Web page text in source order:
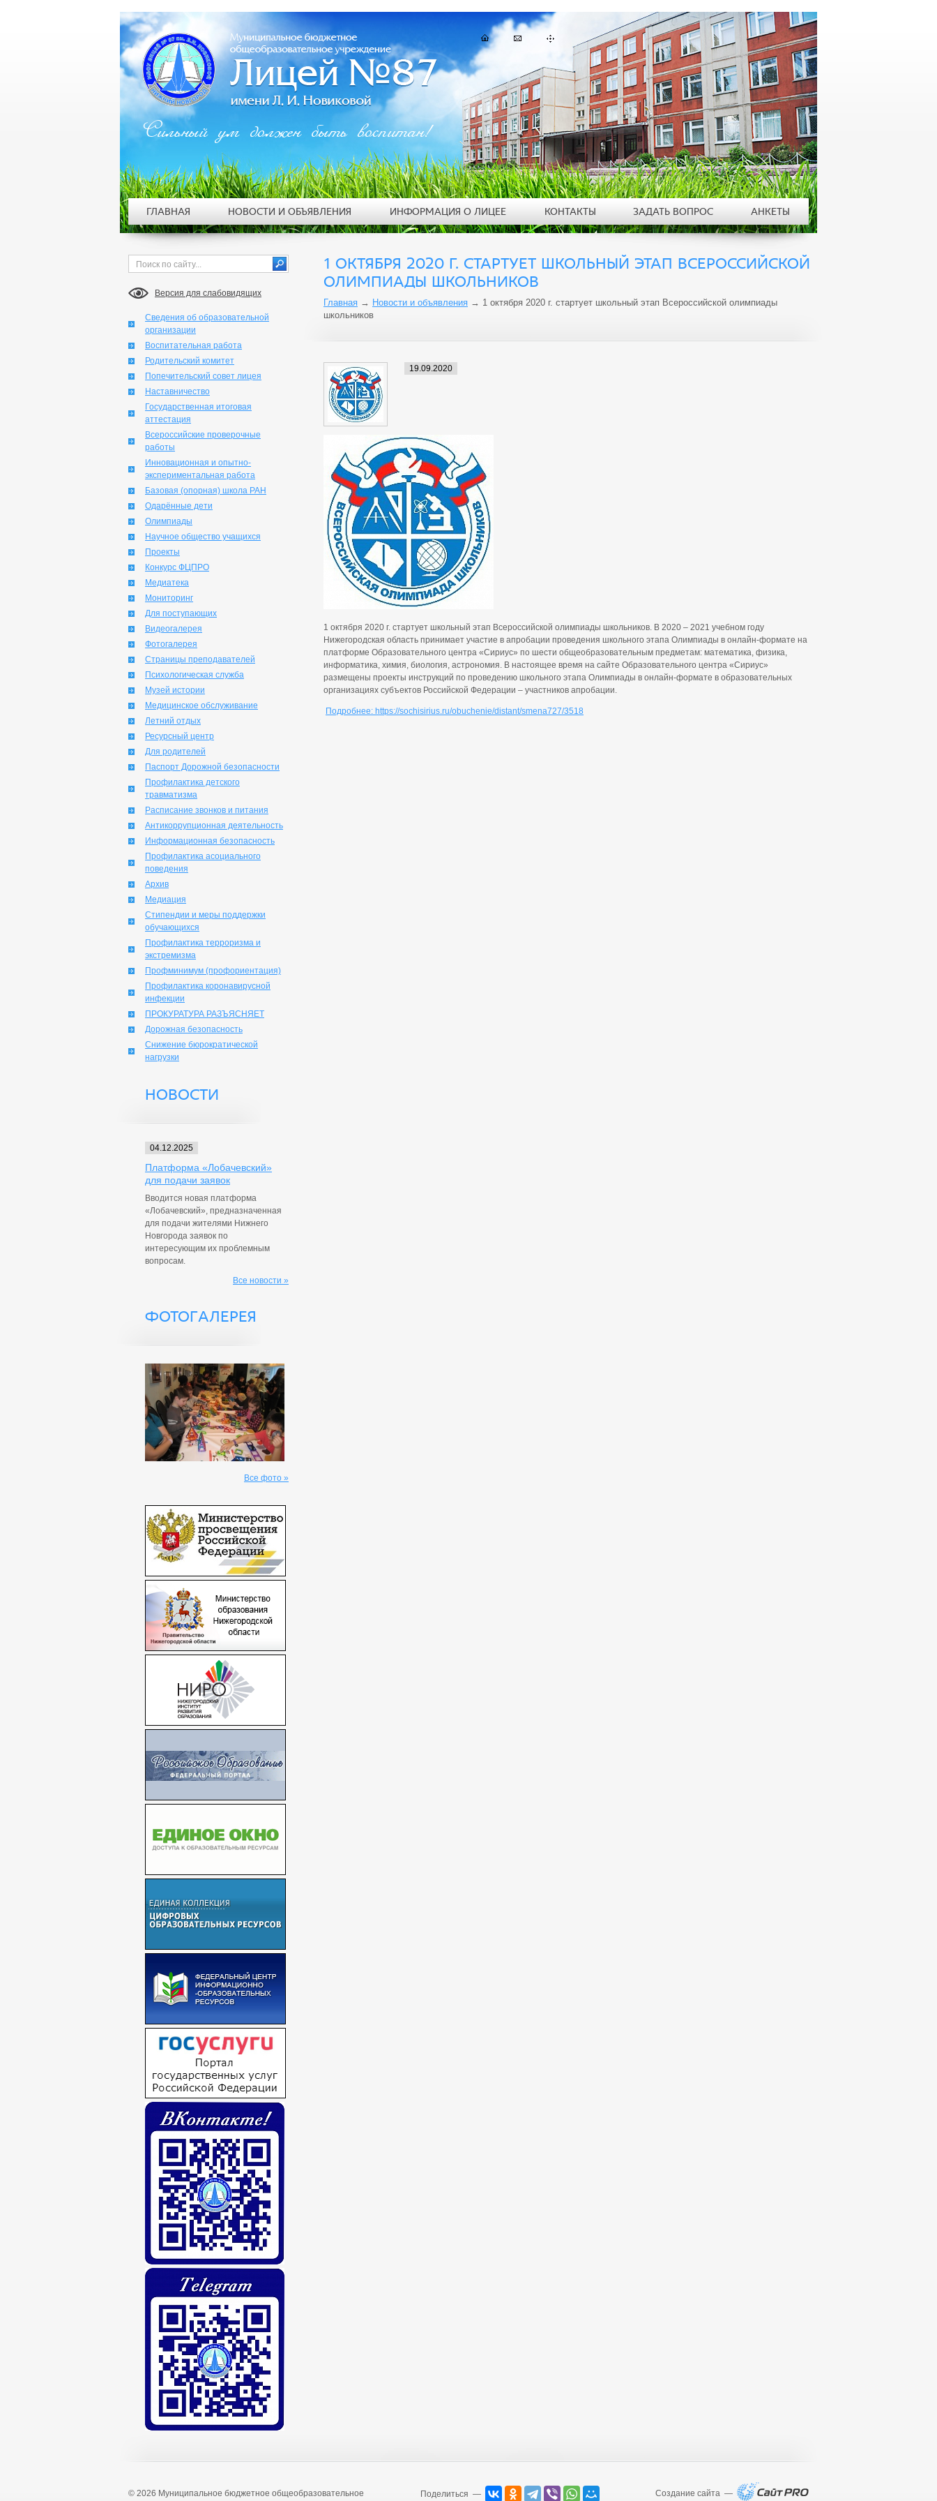
Версия для слабовидящих
Сведения об образовательной
организации
Воспитательная работа
Родительский комитет
Попечительский совет лицея
Наставничество
Государственная итоговая
аттестация
Всероссийские проверочные
работы
Инновационная и опытно-
экспериментальная работа
Базовая (опорная) школа РАН
Одарённые дети
Олимпиады
Научное общество учащихся
Проекты
Конкурс ФЦПРО
Медиатека
Мониторинг
Для поступающих
Видеогалерея
Фотогалерея
Страницы преподавателей
Психологическая служба
Музей истории
Медицинское обслуживание
Летний отдых
Ресурсный центр
Для родителей
Паспорт Дорожной безопасности
Профилактика детского
травматизма
Расписание звонков и питания
Антикоррупционная деятельность
Информационная безопасность
Профилактика асоциального
поведения
Архив
Медиация
Стипендии и меры поддержки
обучающихся
Профилактика терроризма и
экстремизма
Профминимум (профориентация)
Профилактика коронавирусной
инфекции
ПРОКУРАТУРА РАЗЪЯСНЯЕТ
Дорожная безопасность
Снижение бюрократической
нагрузки
НОВОСТИ
04.12.2025
Платформа «Лобачевский»
для подачи заявок
Вводится новая платформа
«Лобачевский», предназначенная
для подачи жителями Нижнего
Новгорода заявок по
интересующим их проблемным
вопросам.
Все новости »
ФОТОГАЛЕРЕЯ
Все фото »
1 ОКТЯБРЯ 2020 Г. СТАРТУЕТ ШКОЛЬНЫЙ ЭТАП ВСЕРОССИЙСКОЙ
ОЛИМПИАДЫ ШКОЛЬНИКОВ
Главная → Новости и объявления → 1 октября 2020 г. стартует школьный этап Всероссийской олимпиады
школьников
19.09.2020
1 октября 2020 г. стартует школьный этап Всероссийской олимпиады школьников. В 2020 – 2021 учебном году
Нижегородская область принимает участие в апробации проведения школьного этапа Олимпиады в онлайн-формате на
платформе Образовательного центра «Сириус» по шести общеобразовательным предметам: математика, физика,
информатика, химия, биология, астрономия. В настоящее время на сайте Образовательного центра «Сириус»
размещены проекты инструкций по проведению школьного этапа Олимпиады в онлайн-формате в образовательных
организациях субъектов Российской Федерации – участников апробации.
Подробнее: https://sochisirius.ru/obuchenie/distant/smena727/3518
Сильный ум должен быть воспитан!
ГЛАВНАЯ НОВОСТИ И ОБЪЯВЛЕНИЯ ИНФОРМАЦИЯ О ЛИЦЕЕ КОНТАКТЫ ЗАДАТЬ ВОПРОС АНКЕТЫ
© 2026 Муниципальное бюджетное общеобразовательное Поделиться — Создание сайта —